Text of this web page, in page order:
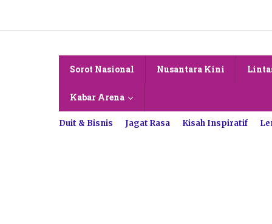
konten
Sorot Nasional Nusantara Kini
Kabar Arena
Duit & Bisnis Jagat Rasa Kisah Inspiratif